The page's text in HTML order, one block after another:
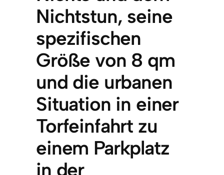
Nichtstun, seine
spezifischen
Größe von 8 qm
und die urbanen
Situation in einer
Torfeinfahrt zu
einem Parkplatz
in der